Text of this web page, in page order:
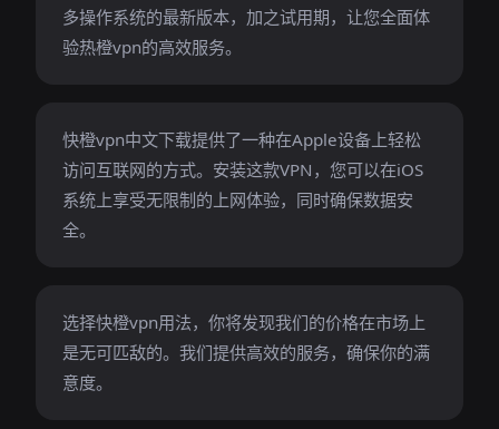
多操作系统的最新版本，加之试用期，让您全面体
验热橙vpn的高效服务。
快橙vpn中文下载提供了一种在Apple设备上轻松
访问互联网的方式。安装这款VPN，您可以在iOS
系统上享受无限制的上网体验，同时确保数据安
全。
选择快橙vpn用法，你将发现我们的价格在市场上
是无可匹敌的。我们提供高效的服务，确保你的满
意度。